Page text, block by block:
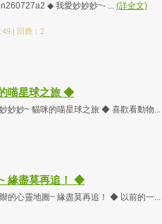
◆ 我愛妙妙妙~- ... (詳全文)
| 回應：2
喵星球之旅 ◆
妙妙~ 貓咪的喵星球之旅 ◆ 喜歡看動物...
緣盡莫再追！ ◆
的心靈地圖~ 緣盡莫再追！ ◆ 以前的一...